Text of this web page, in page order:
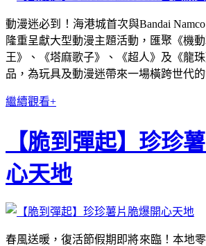
動漫迷必到！海港城首次與Bandai
隆重呈獻大型動漫主題活動，匯聚《機
王》、《塔麻歌子》、《超人》及《龍
品，為玩具及動漫迷帶來一場橫跨世代
繼續觀看+
【脆到彈起】珍珍
心天地
春風送暖，復活節假期即將來臨！本地零